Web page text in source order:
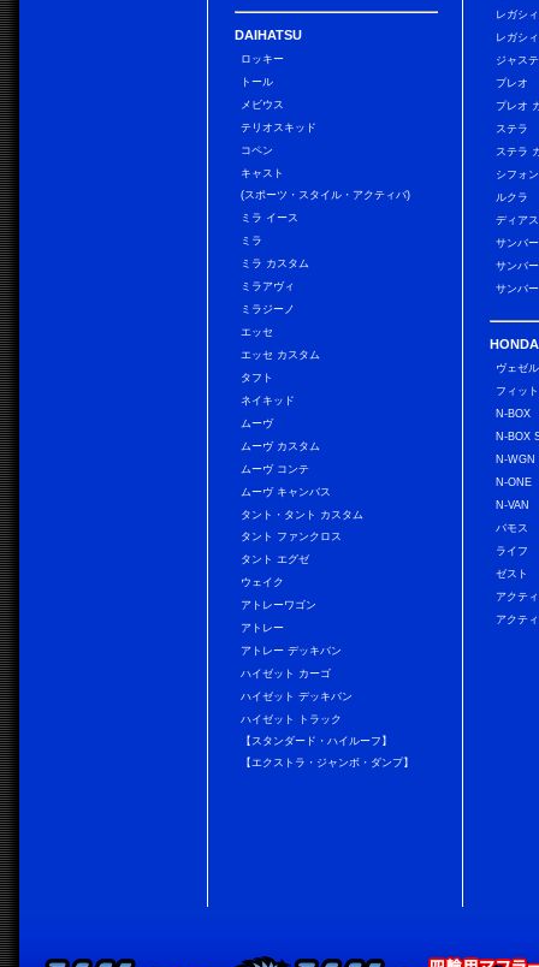
DAIHATSU
ロッキー
トール
メビウス
テリオスキッド
コペン
キャスト
(スポーツ・スタイル・アクティバ)
ミラ イース
ミラ
ミラ カスタム
ミラアヴィ
ミラジーノ
エッセ
エッセ カスタム
タフト
ネイキッド
ムーヴ
ムーヴ カスタム
ムーヴ コンテ
ムーヴ キャンバス
タント・タント カスタム
タント ファンクロス
タント エグゼ
ウェイク
アトレーワゴン
アトレー
アトレー デッキバン
ハイゼット カーゴ
ハイゼット デッキバン
ハイゼット トラック
【スタンダード・ハイルーフ】
【エクストラ・ジャンボ・ダンプ】
レガシ
レガシ
ジャス
プレオ
プレオ
ステラ
ステラ
シフォ
ルクラ
ディア
サンバ
サンバ
サンバ
HONDA
ヴェゼル
フィット
N-BOX
N-BOX
N-WGN
N-ONE
N-VAN
バモス
ライフ
ゼスト
アクテ
アクテ